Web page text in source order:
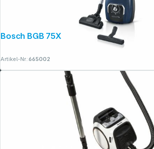
Bosch BGB 75X494 Serie 8
Artikel-Nr.:665002